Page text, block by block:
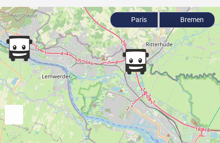
Paris Bremen